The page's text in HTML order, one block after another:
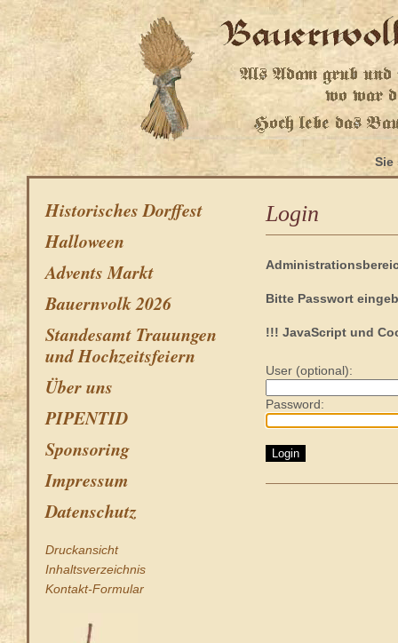
Historisches Dorffest
Halloween
Advents Markt
Bauernvolk 2026
Standesamt Trauungen
und Hochzeitsfeiern
Über uns
PIPENTID
Sponsoring
Impressum
Datenschutz
Druckansicht
Inhaltsverzeichnis
Kontakt-Formular
Login
Bitte Passwort
!!! JavaScript und
User (optional):
Password: